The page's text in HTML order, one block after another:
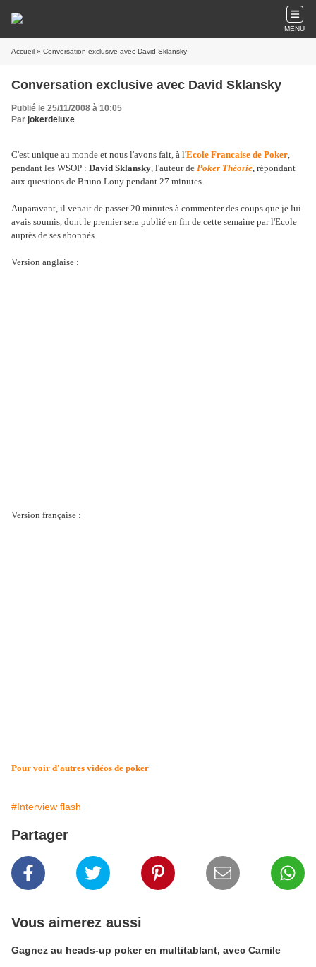
MENU
Accueil » Conversation exclusive avec David Sklansky
Conversation exclusive avec David Sklansky
Publié le 25/11/2008 à 10:05
Par jokerdeluxe
C'est unique au monde et nous l'avons fait, à l'Ecole Francaise de Poker,
pendant les WSOP : David Sklansky, l'auteur de Poker Théorie, répondant
aux questions de Bruno Louy pendant 27 minutes.
Auparavant, il venait de passer 20 minutes à commenter des coups que je lui
avais soumis, dont le premier sera publié en fin de cette semaine par l'Ecole
auprès de ses abonnés.
Version anglaise :
Version française :
Pour voir d'autres vidéos de poker
#Interview flash
Partager
Vous aimerez aussi
Gagnez au heads-up poker en multitablant, avec Camile